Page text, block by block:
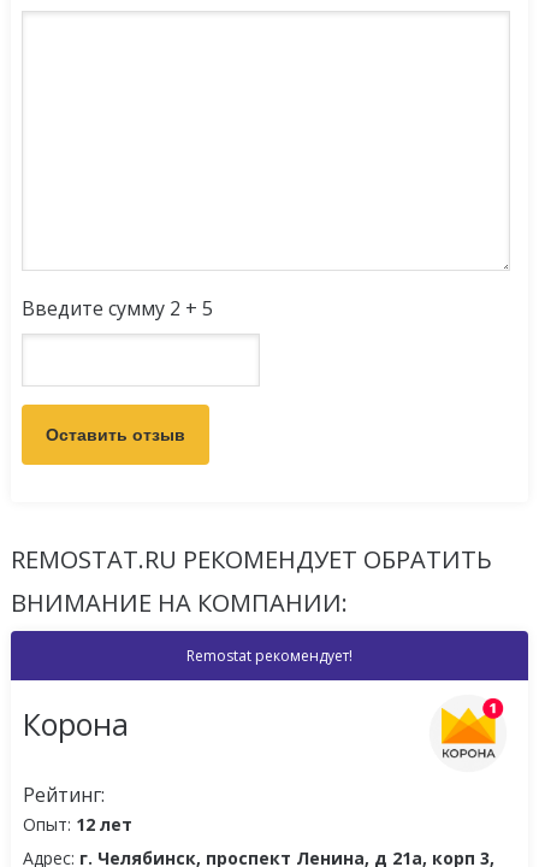
Введите сумму 2 + 5
REMOSTAT.RU РЕКОМЕНДУЕТ ОБРАТИТЬ
ВНИМАНИЕ НА КОМПАНИИ:
Remostat рекомендует!
Корона
Рейтинг:
Опыт: 12 лет
Адрес: г. Челябинск, проспект Ленина, д 21а, корп 3,